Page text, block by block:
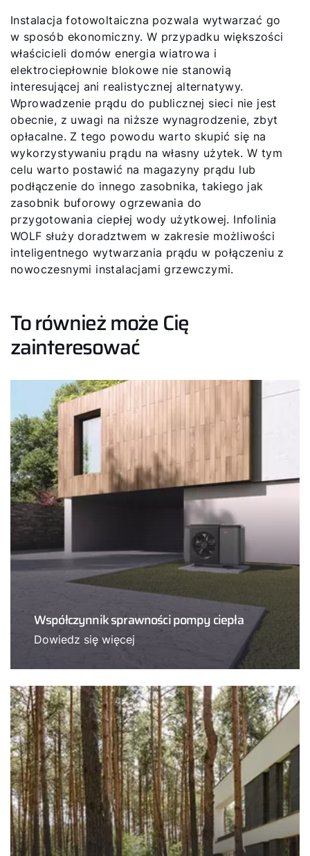
Instalacja fotowoltaiczna pozwala wytwarzać go
w sposób ekonomiczny. W przypadku większości
właścicieli domów energia wiatrowa i
elektrociepłownie blokowe nie stanowią
interesującej ani realistycznej alternatywy.
Wprowadzenie prądu do publicznej sieci nie jest
obecnie, z uwagi na niższe wynagrodzenie, zbyt
opłacalne. Z tego powodu warto skupić się na
wykorzystywaniu prądu na własny użytek. W tym
celu warto postawić na magazyny prądu lub
podłączenie do innego zasobnika, takiego jak
zasobnik buforowy ogrzewania do
przygotowania ciepłej wody użytkowej. Infolinia
WOLF służy doradztwem w zakresie możliwości
inteligentnego wytwarzania prądu w połączeniu z
nowoczesnymi instalacjami grzewczymi.
To również może Cię
zainteresować
Współczynnik sprawności pompy ciepła
Dowiedz się więcej